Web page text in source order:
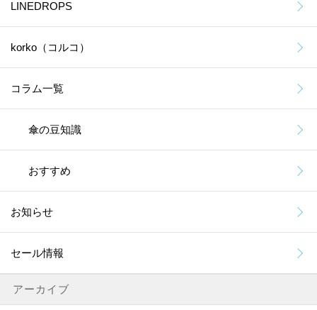
LINEDROPS
korko（コルコ）
コラム一覧
傘の豆知識
おすすめ
お知らせ
セール情報
アーカイブ